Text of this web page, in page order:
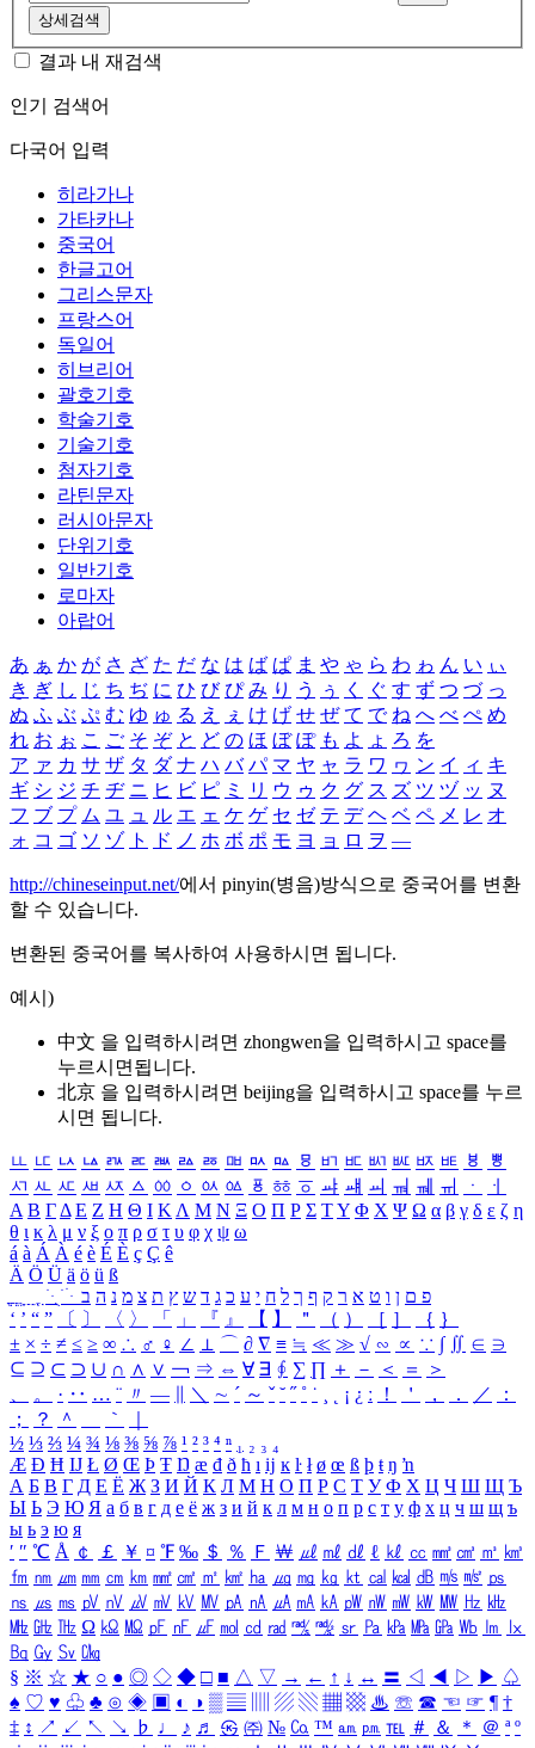
상세검색
결과 내 재검색
인기 검색어
다국어 입력
히라가나
가타카나
중국어
한글고어
그리스문자
프랑스어
독일어
히브리어
괄호기호
학술기호
기술기호
첨자기호
라틴문자
러시아문자
단위기호
일반기호
로마자
아랍어
あ ぁ か が さ ざ た だ な は ば ぱ ま や ゃ ら わ ゎ ん い ぃ
き ぎ し じ ち ぢ に ひ び ぴ み り う ぅ く ぐ す ず つ づ っ
ぬ ふ ぶ ぷ む ゆ ゅ る え ぇ け げ せ ぜ て で ね へ べ ぺ め
れ お ぉ こ ご そ ぞ と ど の ほ ぼ ぽ も よ ょ ろ を
ア ァ カ サ ザ タ ダ ナ ハ バ パ マ ヤ ャ ラ ワ ヮ ン イ ィ キ
ギ シ ジ チ ヂ ニ ヒ ビ ピ ミ リ ウ ゥ ク グ ス ズ ツ ヅ ッ ヌ
フ ブ プ ム ユ ュ ル エ ェ ケ ゲ セ ゼ テ デ ヘ ベ ペ メ レ オ
ォ コ ゴ ソ ゾ ト ド ノ ホ ボ ポ モ ヨ ョ ロ ヲ ―
http://chineseinput.net/에서 pinyin(병음)방식으로 중국어를 변환
할 수 있습니다.
변환된 중국어를 복사하여 사용하시면 됩니다.
예시)
中文 을 입력하시려면 zhongwen을 입력하시고 space를
누르시면됩니다.
北京 을 입력하시려면 beijing을 입력하시고 space를 누르
시면 됩니다.
ㅥ ㅦ ㅧ ㅨ ㅩ ㅪ ㅫ ㅬ ㅭ ㅮ ㅯ ㅰ ㅱ ㅲ ㅳ ㅴ ㅵ ㅶ ㅷ ㅸ
ㅹ
ㅺ ㅻ ㅼ ㅽ ㅾ ㅿ ㆀ ㆁ ㆂ ㆃ ㆄ ㆅ ㆆ ㆇ ㆈ ㆉ ㆊ ㆋ ㆌ ㆍ
ㆎ
Α Β ΓΔ Ε Ζ Η Θ Ι ΚΛ Μ Ν Ξ Ο Π Ρ Σ ΤΥ Φ Χ Ψ Ω α β γ δ ε ζ η
θ ι κ λ μ ν ξ ο π ρ σ τ υ φ χ ψ ω
á à Á À é è É È ç Ç ê
Ä Ö Ü ä ö ü ß
ִֶֹ ֻּ ׁׂ פ ם ן ו ט א ר ק ף ך ל ח י ע כ ג ד ש ץ ת צ מ נ ה ב
‘ ’ “ ” 〔 〕 〈 〉 「 」 『 』 【 】 ＂ （ ） ［ ］ ｛ ｝
± × ÷ ≠ ≤ ≥ ∞ ∴ ♂ ♀ ∠ ⊥ ⌒ ∂ ∇ ≡ ≒ ≪ ≫ √ ∽ ∝ ∵ ∫ ∬ ∈ ∋
⊆ ⊇ ⊂ ⊃ ∪ ∩ ∧ ∨ ￢ ⇒ ⇔ ∀ ∃ ∮ ∑ ∏ ＋ － ＜ ＝
＞
、
。 · ‥ … ¨ 〃 ― ＼ ∼ ´ ～ ˇ ˘ ˝ ˚ ˙ ¸ ¡ ¿ ː ！ ＇ ， ． ／
：
；
？ ＾ ｀
½ ⅓ ⅔ ¼ ¾ ⅛ ⅜ ⅝ ⅞ ¹ ² ³ ⁴ ⁿ ₁ ₂ ₃ ₄
Æ Ð Ħ Ĳ Ł Ø Œ Þ Ŧ Ŋ æ đ ð ħ ı ĳ ĸ ŀ ł ø œ ß þ ŧ ŋ ŉ
А Б В Г Д Е Ё Ж З И Й К Л М Н О П Р С Т У Ф Х Ц Ч Ш Щ Ъ
Ы Ь Э Ю Я а б в г д е ё ж з и й к л м н о п р с т у ф х ц ч ш щ ъ
ы ь э ю я
′ ″ ℃ Å ￠ ￡ ￥ ¤ ℉ ‰ ＄ ％ Ｆ ￦ ㎕ ㎖ ㎗ ℓ ㎘ ㏄ ㎣ ㎤ ㎥ ㎦
㎙ ㎚ ㎛ ㎜ ㎝ ㎞ ㎟ ㎠ ㎡ ㎢ ㏊ ㎍ ㎎ ㎏ ㏏ ㎈ ㎉ ㏈ ㎧ ㎨ ㎰
㎱ ㎲ ㎳ ㎴ ㎵ ㎶ ㎷ ㎸ ㎹ ㎀ ㎁ ㎂ ㎃ ㎄ ㎺ ㎻ ㎽ ㎾ ㎿ ㎐ ㎑
㎒ ㎓ ㎔ Ω ㏀ ㏁ ㎊ ㎋ ㎌ ㏖ ㏅ ㎭ ㎮ ㎯ ㏛ ㎩ ㎪ ㎫ ㎬ ㏝ ㏐
㏓
㏃ ㏉ ㏜ ㏆
§ ※ ☆ ★ ○ ● ◎ ◇ ◆ □ ■ △ ▽ → ← ↑ ↓ ↔ 〓 ◁ ◀ ▷ ▶ ♤
♠ ♡ ♥ ♧ ♣ ⊙ ◈ ▣ ◐ ◑ ▒ ▤ ▨ ▧ ▦ ▩ ♨ ☏ ☎ ☜ ☞ ¶ †
‡ ↕ ↗ ↙ ↖ ↘ ♭ ♩ ♪ ♬ ㉿ ㈜ № ㏇ ™ ㏂ ㏘ ℡ ＃ ＆ ＊ ＠ ª º